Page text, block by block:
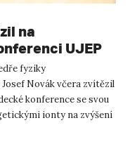
na
UJEP
fyziky
Novák včera zvítězil
konference se svou
ionty na zvýšení